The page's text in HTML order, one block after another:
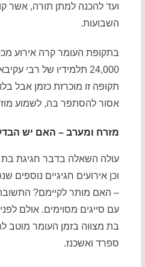
ועד להכנה למתן תורה, אשר
השבועות.
בתקופת העומר קרה אירוע
24,000 תלמידיו של רבי
תקופה זו מוכרזת כזמן אבל
אסור להסתפר בה, לשמוע
מזרח ומערב – האם יש
עולה השאלה בדבר חגיגת בת
וכן אירועים חגיגיים נוספים
– האם מותר לקיימם?
עם סייגים מסוימים. אולם
בת מצווה בזמן העומר מוטב
ספרד ואשכנז.